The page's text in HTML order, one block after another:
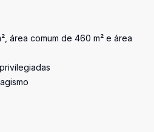
área comum de 460 m² e área